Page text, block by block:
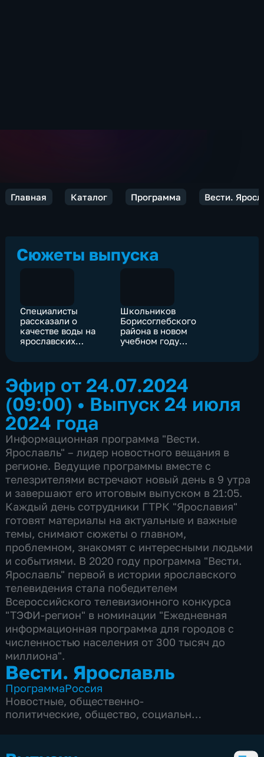
Главная Каталог Программа Вести.
Сюжеты выпуска
Специалисты
рассказали о
качестве воды на
ярославских
Школьников
Борисоглебского
района в новом
учебном году
библиотека
Эфир от 24.07.2024
(09:00) • Выпуск 24 июля
2024 года
Информационная программа "Вести.
Ярославль" – лидер новостного вещания в
регионе. Ведущие программы вместе с
телезрителями встречают новый день в 9 утра
и завершают его итоговым выпуском в 21:05.
Каждый день сотрудники ГТРК "Ярославия"
готовят материалы на актуальные и важные
темы, снимают сюжеты о главном,
проблемном, знакомят с интересными людьми
и событиями. В 2020 году программа "Вести.
Ярославль" первой в истории ярославского
телевидения стала победителем
Всероссийского телевизионного конкурса
"ТЭФИ-регион" в номинации "Ежедневная
информационная программа для городов с
численностью населения от 300 тысяч до
миллиона".
Вести. Ярославль
ПрограммаРоссия
Новостные, общественно-
политические, общество, социально-